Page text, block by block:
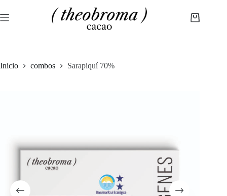
to
content
Shopping
Inicio combos Sarapiquí 70%